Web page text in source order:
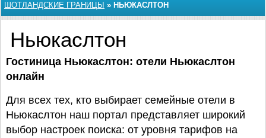
ШОТЛАНДСКИЕ ГРАНИЦЫ » НЬЮКАСЛТОН
Ньюкаслтон
Гостиница Ньюкаслтон: отели Ньюкаслтон
онлайн
Для всех тех, кто выбирает семейные отели в
Ньюкаслтон наш портал представляет широкий
выбор настроек поиска: от уровня тарифов на